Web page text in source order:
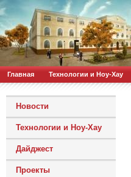
Главная Технологии и Ноу-Хау
Новости
Технологии и Ноу-Хау
Дайджест
Проекты